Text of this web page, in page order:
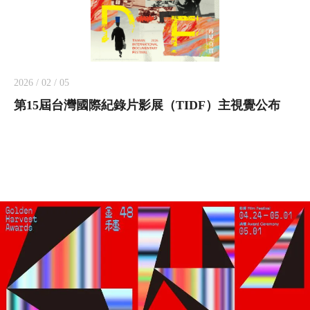
2026 / 02 / 05
第15屆台灣國際紀錄片影展（TIDF）主視覺公布